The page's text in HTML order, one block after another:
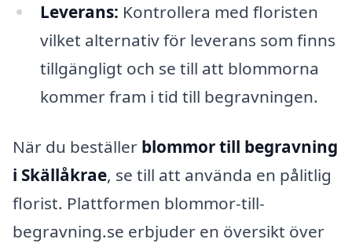
Leverans: Kontrollera med floristen
vilket alternativ för leverans som finns
tillgängligt och se till att blommorna
kommer fram i tid till begravningen.
När du beställer blommor till begravning
i Skällåkrae, se till att använda en pålitlig
florist. Plattformen blommor-till-
begravning.se erbjuder en översikt över